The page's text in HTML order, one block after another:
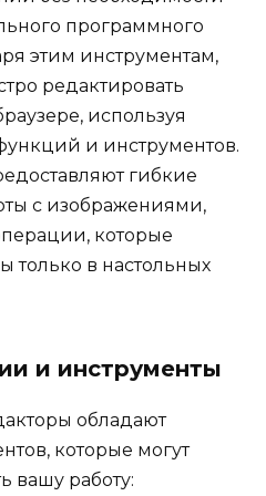
программного
этим инструментам,
редактировать
используя
и инструментов.
гибкие
с изображениями,
которые
только в настольных
и инструменты
обладают
которые могут
вашу работу: